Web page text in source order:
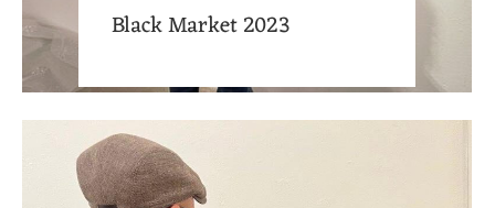
Black Market 2023